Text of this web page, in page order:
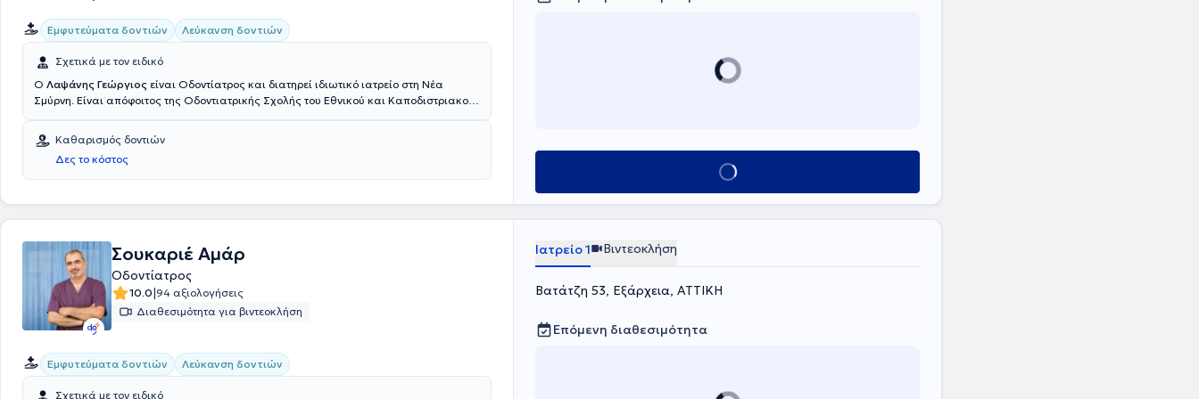
Εμφυτεύματα δοντιών Λεύκανση δοντιών
Σχετικά με τον ειδικό
Ο Λαψάνης Γεώργιος είναι Οδοντίατρος και διατηρεί ιδιωτικό ιατρείο στη Νέα
Σμύρνη. Είναι απόφοιτος της Οδοντιατρικής Σχολής του Εθνικού και Καποδιστριακού
Icol intenational στη Νάπολη και ο τίτλος του Diplomate στο Βερολίνο. Στο ιδιωτικό του
οδοντιατρείο παρέχεται ένα πλήθος εξειδικευμένων υπηρεσιών, ενώ ιδιαίτερη
εμπειρία έχει στα Οδοντικά Εμφυτεύματα. Τέλος, είναι μέλος της Πρώτης Ελληνικής
Ομάδας Υπολογιστικής Χειρουργικής.
Καθαρισμός δοντιών
Δες το κόστος
Κλείσε ραντεβού
Σουκαριέ Αμάρ
Οδοντίατρος
10.0|94 αξιολογήσεις
Διαθεσιμότητα για βιντεοκλήση
Εμφυτεύματα δοντιών Λεύκανση δοντιών
Σχετικά με τον ειδικό
Ιατρείο 1 Βιντεοκλήση
Βατάτζη 53, Εξάρχεια, ΑΤΤΙΚΗ
Επόμενη διαθεσιμότητα